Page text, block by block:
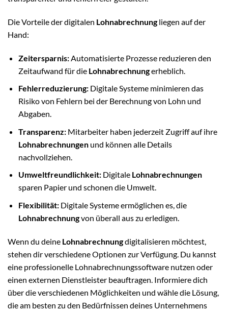
Die Vorteile der digitalen Lohnabrechnungliegen auf der
Hand:
Zeitersparnis:Automatisierte Prozesse reduzieren den
Zeitaufwand für die Lohnabrechnungerheblich.
Fehlerreduzierung:Digitale Systeme minimieren das
Risiko von Fehlern bei der Berechnung von Lohn und
Abgaben.
Transparenz:Mitarbeiter haben jederzeit Zugriff auf ihre
Lohnabrechnungenund können alle Details
nachvollziehen.
Umweltfreundlichkeit:Digitale Lohnabrechnungen
sparen Papier und schonen die Umwelt.
Flexibilität:Digitale Systeme ermöglichen es, die
Lohnabrechnungvon überall aus zu erledigen.
Wenn du deine Lohnabrechnungdigitalisieren möchtest,
stehen dir verschiedene Optionen zur Verfügung. Du kannst
eine professionelle Lohnabrechnungssoftware nutzen oder
einen externen Dienstleister beauftragen. Informiere dich
über die verschiedenen Möglichkeiten und wähle die Lösung,
die am besten zu den Bedürfnissen deines Unternehmens